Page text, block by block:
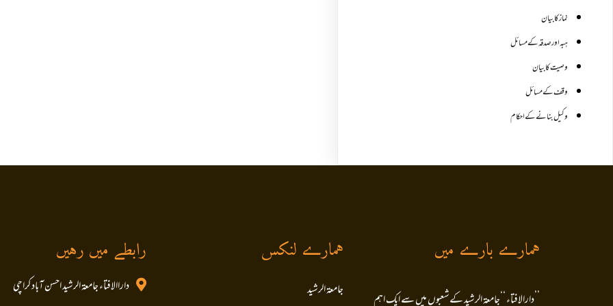
نماز کا بیان
ہبہ اور صدقہ کے مسائل
وصیت کا بیان
وقف کے مسائل
وکیل بنانے کے احکام
ہمارے بارے میں
’’دارالافتاء ‘‘جامعۃ الرشید کےشعبوں میں سے ایک اہم
ہمارے لنکس
جامعۃ الرشید
رابطے میں رہیں
داراالافتاء جامعۃ الرشید احسن آباد کراچی